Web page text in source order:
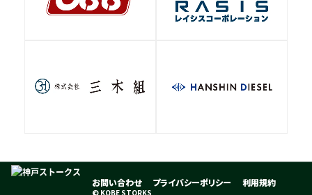
お問い合わせ プライバシーポリシー 利用規約
© KOBE STORKS